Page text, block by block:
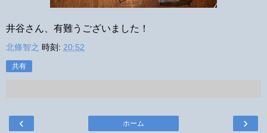
井谷さん、有難うございました！
北條智之 時刻: 20:52
共有
‹ ›
ホーム